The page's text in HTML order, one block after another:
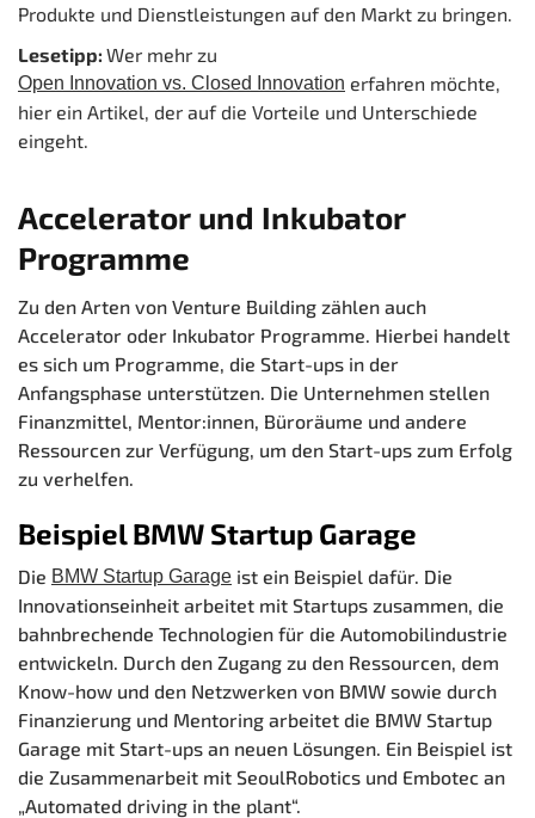
Produkte und Dienstleistungen auf den Markt zu bringen.
Lesetipp: Wer mehr zu
Open Innovation vs. Closed Innovation erfahren möchte,
hier ein Artikel, der auf die Vorteile und Unterschiede
eingeht.
Accelerator und Inkubator
Programme
Zu den Arten von Venture Building zählen auch
Accelerator oder Inkubator Programme. Hierbei handelt
es sich um Programme, die Start-ups in der
Anfangsphase unterstützen. Die Unternehmen stellen
Finanzmittel, Mentor:innen, Büroräume und andere
Ressourcen zur Verfügung, um den Start-ups zum Erfolg
zu verhelfen.
Beispiel BMW Startup Garage
Die BMW Startup Garage ist ein Beispiel dafür. Die
Innovationseinheit arbeitet mit Startups zusammen, die
bahnbrechende Technologien für die Automobilindustrie
entwickeln. Durch den Zugang zu den Ressourcen, dem
Know-how und den Netzwerken von BMW sowie durch
Finanzierung und Mentoring arbeitet die BMW Startup
Garage mit Start-ups an neuen Lösungen. Ein Beispiel ist
die Zusammenarbeit mit SeoulRobotics und Embotec an
„Automated driving in the plant“.